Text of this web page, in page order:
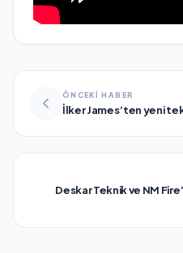
ÖNCEKİ HABER
İlker James’ten yeni
Deskar Teknik ve NM